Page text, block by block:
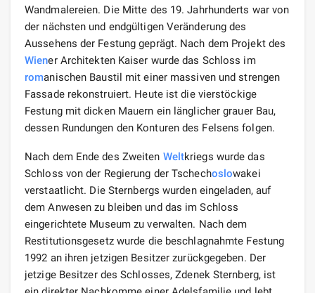
Wandmalereien. Die Mitte des 19. Jahrhunderts war von
der nächsten und endgültigen Veränderung des
Aussehens der Festung geprägt. Nach dem Projekt des
Wiener Architekten Kaiser wurde das Schloss im
romanischen Baustil mit einer massiven und strengen
Fassade rekonstruiert. Heute ist die vierstöckige
Festung mit dicken Mauern ein länglicher grauer Bau,
dessen Rundungen den Konturen des Felsens folgen.
Nach dem Ende des Zweiten Weltkriegs wurde das
Schloss von der Regierung der Tschechoslowakei
verstaatlicht. Die Sternbergs wurden eingeladen, auf
dem Anwesen zu bleiben und das im Schloss
eingerichtete Museum zu verwalten. Nach dem
Restitutionsgesetz wurde die beschlagnahmte Festung
1992 an ihren jetzigen Besitzer zurückgegeben. Der
jetzige Besitzer des Schlosses, Zdenek Sternberg, ist